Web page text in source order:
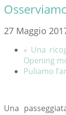
27 Maggio
« Una
Opening
Puliamo
Una